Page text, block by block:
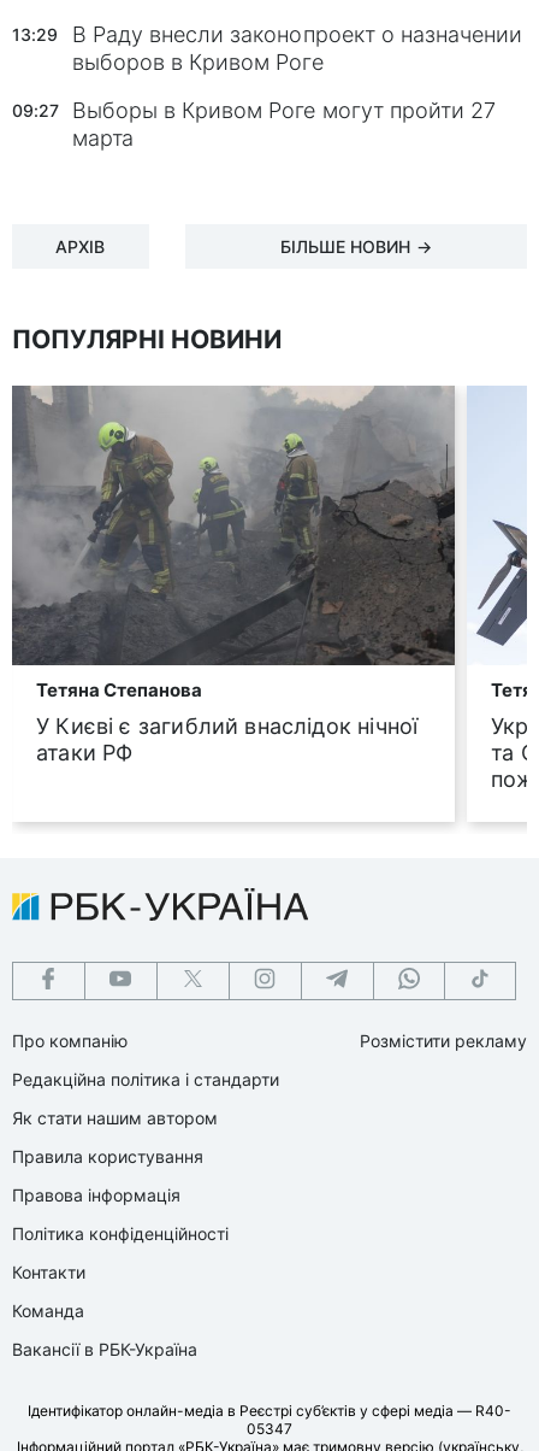
13:29
В Раду внесли законопроект о назначении
выборов в Кривом Роге
09:27
Выборы в Кривом Роге могут пройти 27
марта
АРХІВ БІЛЬШЕ НОВИН →
ПОПУЛЯРНІ НОВИНИ
Тетяна Степанова
У Києві є загиблий внаслідок нічної
атаки РФ
та
Про компанію
Редакційна політика і стандарти
Як стати нашим автором
Правила користування
Правова інформація
Політика конфіденційності
Контакти
Команда
Вакансії в РБК-Україна
Розмістити рекламу
Ідентифікатор онлайн-медіа в Реєстрі суб’єктів у сфері медіа — R40-
05347
Інформаційний портал «РБК-Україна» має тримовну версію (українську,